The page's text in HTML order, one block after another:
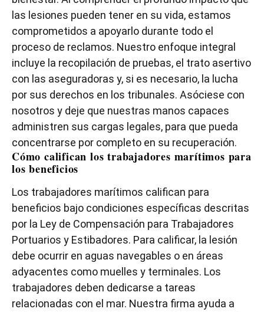
las lesiones pueden tener en su vida, estamos
comprometidos a apoyarlo durante todo el
proceso de reclamos. Nuestro enfoque integral
incluye la recopilación de pruebas, el trato asertivo
con las aseguradoras y, si es necesario, la lucha
por sus derechos en los tribunales. Asóciese con
nosotros y deje que nuestras manos capaces
administren sus cargas legales, para que pueda
concentrarse por completo en su recuperación.
Cómo califican los trabajadores marítimos para
los beneficios
Los trabajadores marítimos califican para
beneficios bajo condiciones específicas descritas
por la Ley de Compensación para Trabajadores
Portuarios y Estibadores. Para calificar, la lesión
debe ocurrir en aguas navegables o en áreas
adyacentes como muelles y terminales. Los
trabajadores deben dedicarse a tareas
relacionadas con el mar. Nuestra firma ayuda a